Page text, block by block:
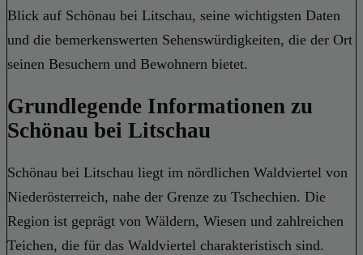
Blick auf Schönau bei Litschau, seine wichtigsten Daten
und die bemerkenswerten Sehenswürdigkeiten, die der Ort
seinen Besuchern und Bewohnern bietet.
Grundlegende Informationen zu
Schönau bei Litschau
Schönau bei Litschau liegt im nördlichen Waldviertel von
Niederösterreich, nahe der Grenze zu Tschechien. Die
Region ist geprägt von Wäldern, Wiesen und zahlreichen
Teichen, die für das Waldviertel charakteristisch sind.